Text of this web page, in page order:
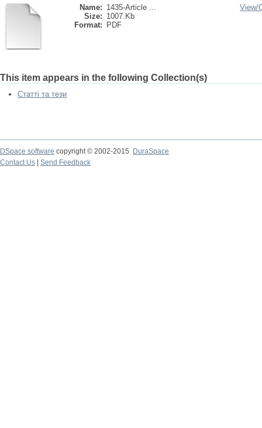
Name: 1435-Article ...
Size: 1007.Kb
Format:
PDF
View/
This item appears in the following Collection(s)
Статті та тези
DSpace software copyright © 2002-2015
DuraSpace
Contact Us
Send Feedback